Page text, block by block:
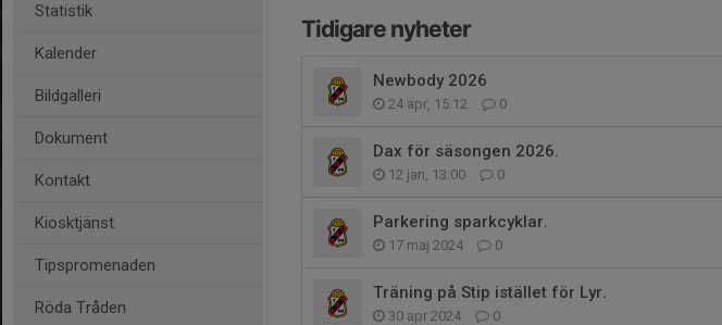
Statistik
Kalender
Bildgalleri
Dokument
Kontakt
Kiosktjänst
Tipspromenaden
Röda Tråden
Tidigare nyheter
Newbody 2026
24 apr, 15:12 0
Dax för säsongen 2026.
12 jan, 13:00 0
Parkering sparkcyklar.
17 maj 2024 0
Träning på Stip istället för Lyr.
30 apr 2024 0